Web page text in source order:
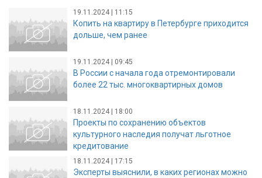
19.11.2024 | 11:15
Копить на квартиру в Петербурге приходится
дольше, чем ранее
19.11.2024 | 09:45
В России с начала года отремонтировали
более 22 тыс. многоквартирных домов
18.11.2024 | 18:00
Проекты по сохранению объектов
культурного наследия получат льготное
кредитование
18.11.2024 | 17:15
Эксперты выяснили, в каких регионах можно